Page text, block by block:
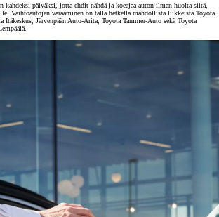
kahdeksi päiväksi, jotta ehdit nähdä ja koeajaa auton ilman huolta siitä,
Vaihtoautojen varaaminen on tällä hetkellä mahdollista liikkeistä Toyota
Järvenpään Auto-Arita, Toyota Tammer-Auto sekä Toyota